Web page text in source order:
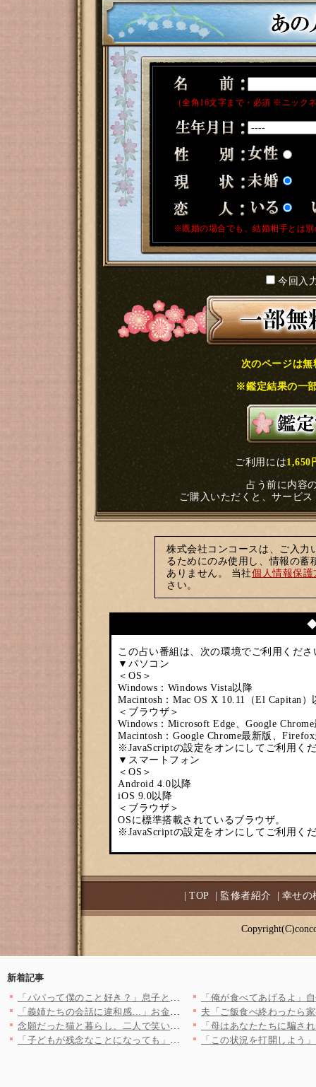
（全角16文字まで・必須 ※ニック
※既婚の場合でも、結婚相手とは
今回入
次のページは
※鑑定結果の一
ご利用には1,650
占う前に内容
ご購入いただくと、サービ
株式会社コンコースは、ご入力
るためにのみ使用し、情報の蓄
ありません。 当社個人情報保護
さい。
◆
この占い番組は、次の環境でご利用くださ
▼パソコン
＜OS＞
Windows：Windows Vista以降
Macintosh：Mac OS X 10.11（El Capitan）
＜ブラウザ＞
Windows：Microsoft Edge、Google
Macintosh：Google Chrome最新版、
※JavaScriptの設定をオンにしてご利用く
▼スマートフォン
＜OS＞
Android 4.0以降
iOS 9.0以降
＜ブラウザ＞
OSに標準搭載されているブラウザ。
※JavaScriptの設定をオンにしてご利用く
|TOP 監修者紹介 幸せの
新着記事
「パパって僕のこと好き？」息子との約束も平気で破る夫…傷つく息…
「義姉たちの会話に違和感…」お金持ちの義実家争奪戦が勃発！ 戦…
念願だった猫と暮らし、二人で笑い合う日々——少しずつ積み重ねて…
「子どもが残念なことになっても」社長ならメンタル強くないと…嫌…